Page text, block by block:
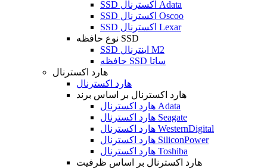
SSD اکسترنال Adata
SSD اکسترنال Oscoo
SSD اکسترنال Lexar
نوع حافظه SSD
SSD اینترنال M2
حافظه SSD ساتا
هارد اکسترنال
هارد اکسترنال
هارد اکسترنال بر اساس برند
هارد اکسترنال Adata
هارد اکسترنال Seagate
هارد اکسترنال WesternDigital
هارد اکسترنال SiliconPower
هارد اکسترنال Toshiba
هارد اکسترنال بر اساس ظرفیت